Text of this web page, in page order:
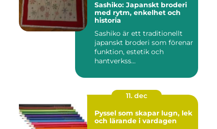
Sashiko: Japanskt broderi
med rytm, enkelhet och
historia
Sashiko är ett traditionellt
japanskt broderi som förenar
funktion, estetik och
hantverkss...
11. dec
Pyssel som skapar lugn, lek
och lärande i vardagen